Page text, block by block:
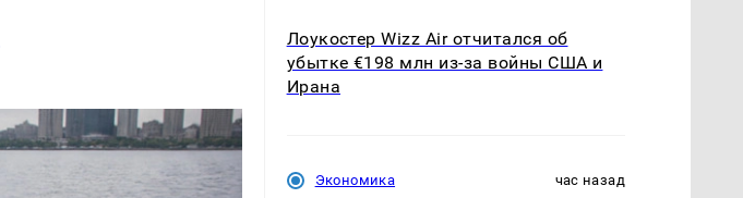
Лоукостер Wizz Air отчитался об
убытке €198 млн из-за войны США и
Ирана
Экономика час назад